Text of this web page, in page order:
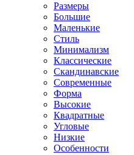
Размеры
Большие
Маленькие
Стиль
Минимализм
Классические
Скандинавские
Современные
Форма
Высокие
Квадратные
Угловые
Низкие
Особенности